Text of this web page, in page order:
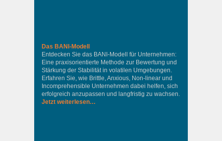
Das BANI-Modell
Entdecken Sie das BANI-Modell für Unternehmen:
Eine praxisorientierte Methode zur Bewertung und
Stärkung der Stabilität in volatilen Umgebungen.
Erfahren Sie, wie Brittle, Anxious, Non-linear und
Incomprehensible Unternehmen dabei helfen, sich
erfolgreich anzupassen und langfristig zu wachsen.
Jetzt weiterlesen…